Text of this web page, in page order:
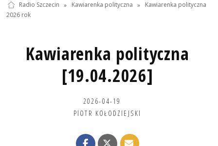
Radio Szczecin » Kawiarenka polityczna »
Kawiarenka polityczna
2026 rok
Kawiarenka polityczna
[19.04.2026]
2026-04-19
PIOTR KOŁODZIEJSKI